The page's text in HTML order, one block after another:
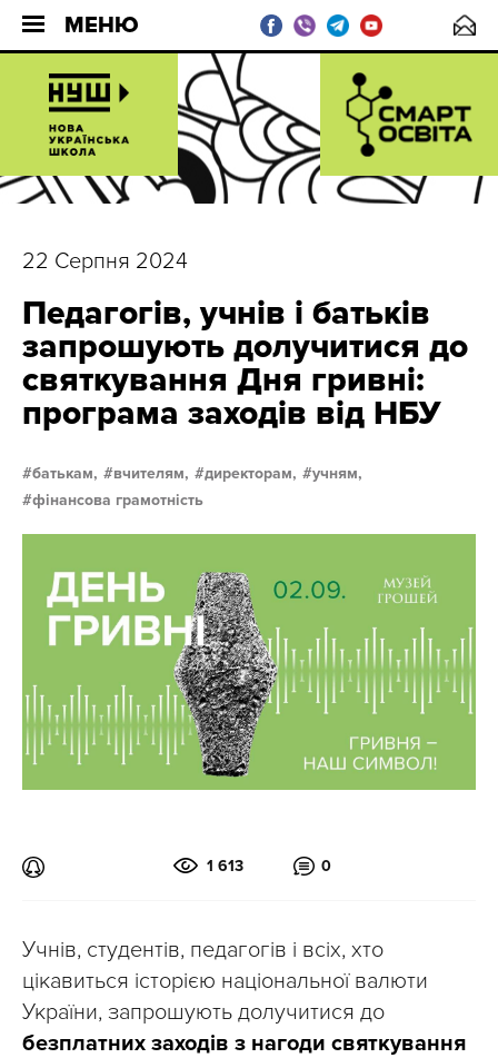
МЕНЮ
22 Серпня 2024
Педагогів, учнів і батьків
запрошують долучитися до
святкування Дня гривні:
програма заходів від НБУ
батькам, вчителям, директорам,
учням,
фінансова грамотність
1 613 0
Учнів, студентів, педагогів і всіх, хто
цікавиться історією національної валюти
України, запрошують долучитися до
безплатних заходів з нагоди святкування